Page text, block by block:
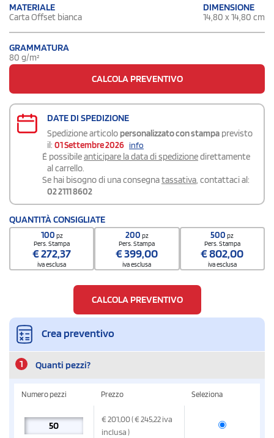
MATERIALE
Carta Offset bianca
DIMENSIONE
14,80 x 14,80 cm
GRAMMATURA
80 g/m²
CALCOLA PREVENTIVO
DATE DI SPEDIZIONE
Spedizione articolo personalizzato con stampa previsto
il: 01 Settembre 2026 info
É possibileanticipare la data di spedizionedirettamente
al carrello.
Se hai bisogno di una consegnatassativa, contattaci al:
02 2111 8602
QUANTITÀ CONSIGLIATE
100 pz
Pers. Stampa
€272,37
iva esclusa
200 pz
Pers. Stampa
€399,00
iva esclusa
500pz
Pers. Stampa
€802,00
iva esclusa
CALCOLA PREVENTIVO
Crea preventivo
1 Quanti pezzi?
Numero pezzi Prezzo Seleziona
€201,00( € 245,22iva
inclusa)